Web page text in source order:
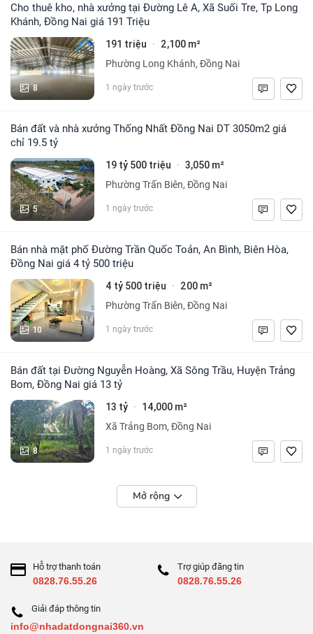
Cho thuê kho, nhà xưởng tại Đường Lê A, Xã Suối Tre, Tp Long
Khánh, Đồng Nai giá 191 Triệu
8
191 triệu · 2,100 m²
Phường Long Khánh, Đồng Nai
1 ngày trước
Bán đất và nhà xưởng Thống Nhất Đồng Nai DT 3050m2 giá
chỉ 19.5 tỷ
5
19 tỷ 500 triệu · 3,050 m²
Phường Trấn Biên, Đồng Nai
1 ngày trước
Bán nhà mặt phố Đường Trần Quốc Toản, An Bình, Biên Hòa,
Đồng Nai giá 4 tỷ 500 triệu
10
4 tỷ 500 triệu · 200 m²
Phường Trấn Biên, Đồng Nai
1 ngày trước
Bán đất tại Đường Nguyễn Hoàng, Xã Sông Trầu, Huyện Trảng
Bom, Đồng Nai giá 13 tỷ
8
13 tỷ · 14,000 m²
Xã Trảng Bom, Đồng Nai
1 ngày trước
Mở rộng
Hỗ trợ thanh toán
0828.76.55.26
Trợ giúp đăng tin
0828.76.55.26
Giải đáp thông tin
info@nhadatdongnai360.vn